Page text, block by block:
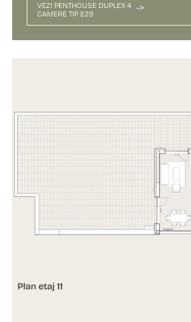
VEZI PENTHOUSE DUPLEX 4
CAMERE TIP E29
->